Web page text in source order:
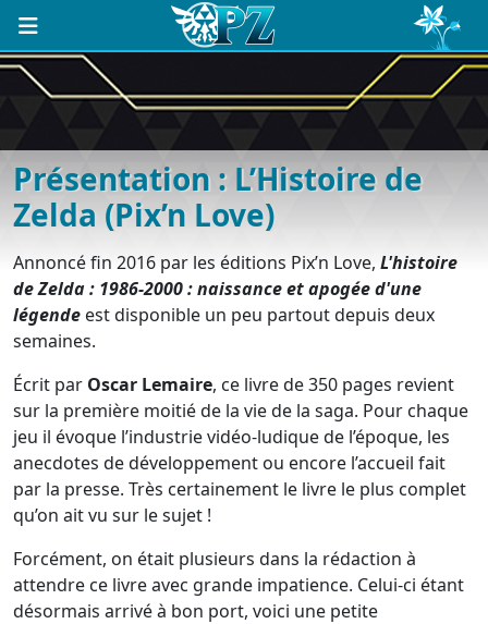
Présentation : L’Histoire de
Zelda (Pix’n Love)
Annoncé fin 2016 par les éditions Pix’n Love, L'histoire
de Zelda : 1986-2000 : naissance et apogée d'une
légende est disponible un peu partout depuis deux
semaines.
Écrit par Oscar Lemaire, ce livre de 350 pages revient
sur la première moitié de la vie de la saga. Pour chaque
jeu il évoque l’industrie vidéo-ludique de l’époque, les
anecdotes de développement ou encore l’accueil fait
par la presse. Très certainement le livre le plus complet
qu’on ait vu sur le sujet !
Forcément, on était plusieurs dans la rédaction à
attendre ce livre avec grande impatience. Celui-ci étant
désormais arrivé à bon port, voici une petite